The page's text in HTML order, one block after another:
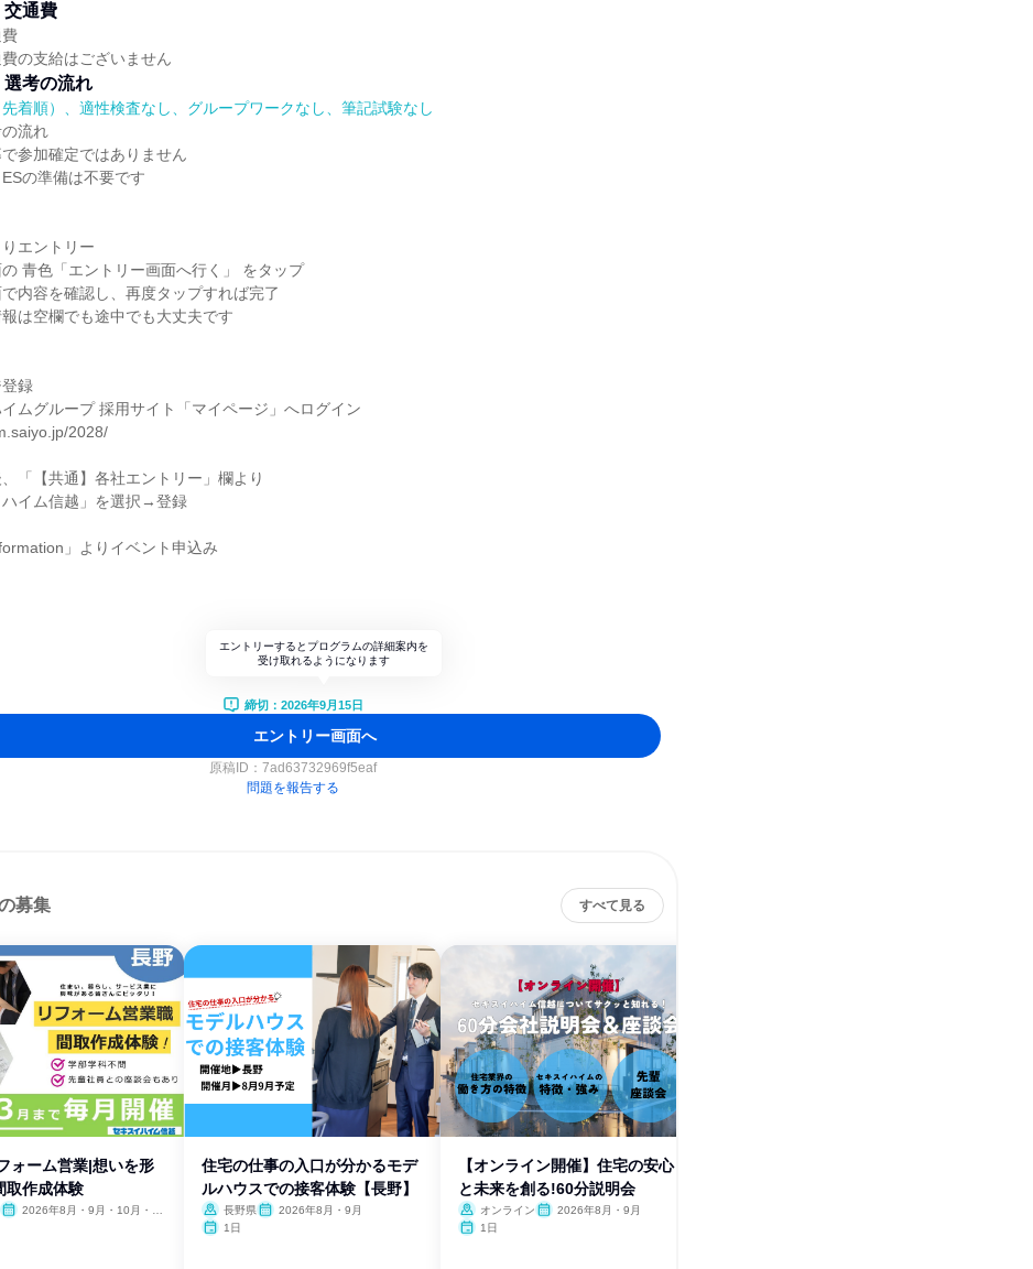
交通費
の支給はございません
選考の流れ
着順）、適性検査なし、グループワークなし、筆記試験なし
流れ
参加確定ではありません
の準備は不要です
エントリー
の 青色「エントリー画面へ行く」 をタップ
で内容を確認し、再度タップすれば完了
報は空欄でも途中でも大丈夫です
録
ムグループ 採用サイト「マイページ」へログイン
2028/
「【共通】各社エントリー」欄より
ハイム信越」を選択→登録
」よりイベント申込み
エントリーするとプログラムの詳細案内を
受け取れるようになります
締切：2026年9月15日
エントリー画面へ
原稿ID： 7ad63732969f5eaf
問題を報告する
募集 すべて見る
ォーム営業|想いを形
取作成体験
2026年8月・9月・10月・11
住宅の仕事の入口が分かるモデ
ルハウスでの接客体験【長野】
長野県
2026年8月・9月
1日
【オンライン開催】住宅の安心
と未来を創る!60分説明会
オンライン
2026年8月・9月
1日